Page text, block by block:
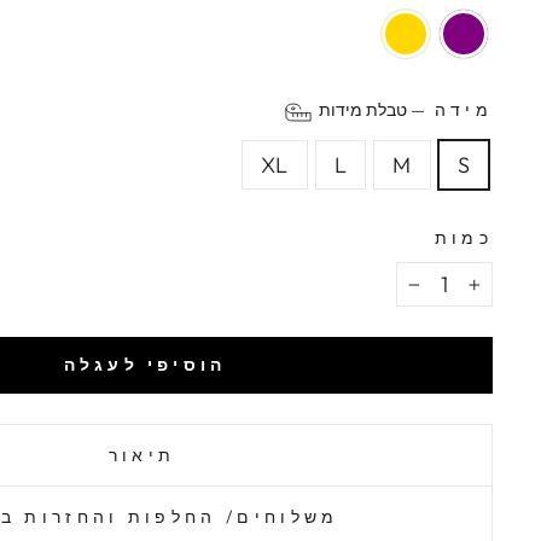
מידה — טבלת מידות
S
M
L
XL
כמות
− +
הוסיפי לעגלה
תיאור
משלוחים/ החלפות והחזרות